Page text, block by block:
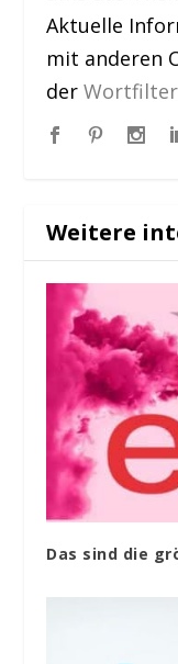
Aktuelle
mit anderen
der
Weitere
Das sind die